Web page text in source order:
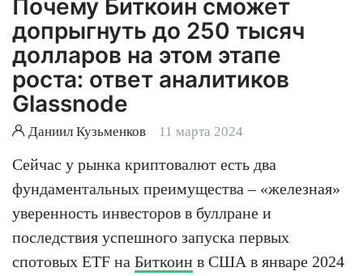
Почему Биткоин сможет
допрыгнуть до 250 тысяч
долларов на этом этапе
роста: ответ аналитиков
Glassnode
Даниил Кузьменков 11 марта 2024
Сейчас у рынка криптовалют есть два
фундаментальных преимущества – «железная»
уверенность инвесторов в буллране и
последствия успешного запуска первых
спотовых ETF на Биткоин в США в январе 2024